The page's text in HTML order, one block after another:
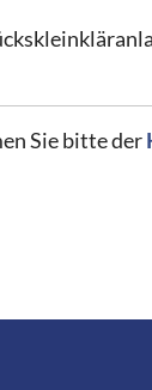
Sie bitte der